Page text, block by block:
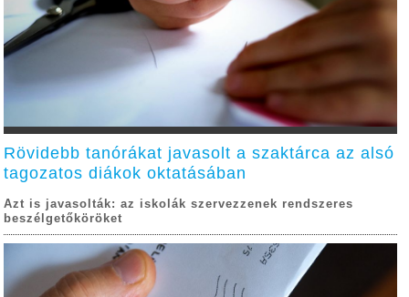
Rövidebb tanórákat javasolt a szaktárca az alsó
tagozatos diákok oktatásában
Azt is javasolták: az iskolák szervezzenek rendszeres
beszélgetőköröket